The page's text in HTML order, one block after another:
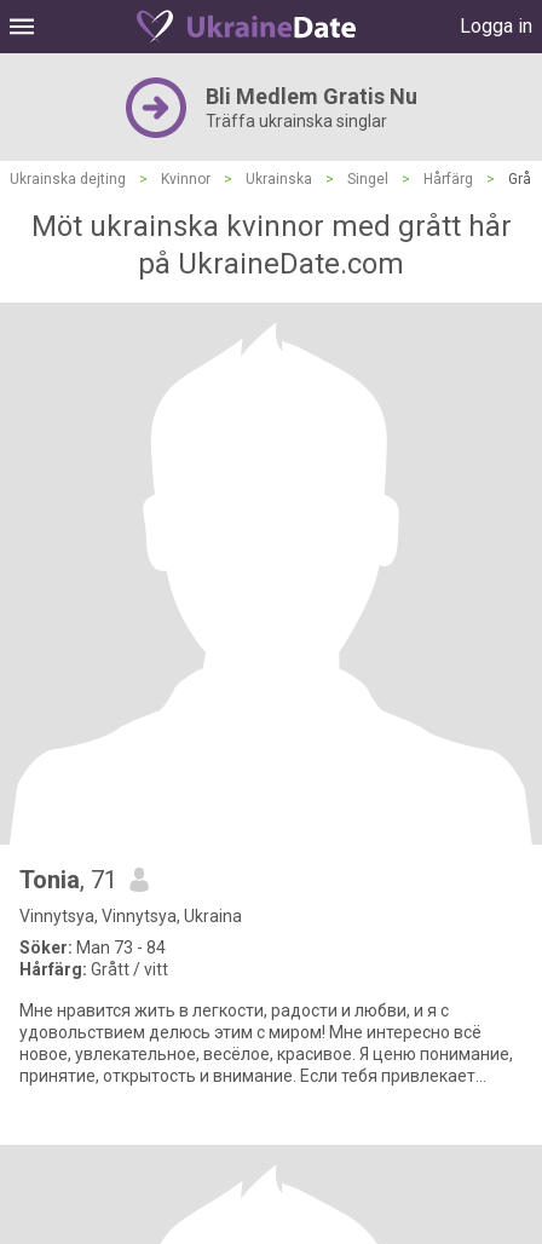
Logga in
Bli Medlem Gratis Nu
Träffa ukrainska singlar
Ukrainska dejting > Kvinnor > Ukrainska > Singel > Hårfärg > Grå
Möt ukrainska kvinnor med grått hår
på UkraineDate.com
Tonia, 71
Vinnytsya, Vinnytsya, Ukraina
Söker: Man 73 - 84
Hårfärg: Grått / vitt
Мне нравится жить в легкости, радости и любви, и я с
удовольствием делюсь этим с миром! Мне интересно всё
новое, увлекательное, весёлое, красивое. Я ценю понимание,
принятие, открытость и внимание. Если тебя привлекает